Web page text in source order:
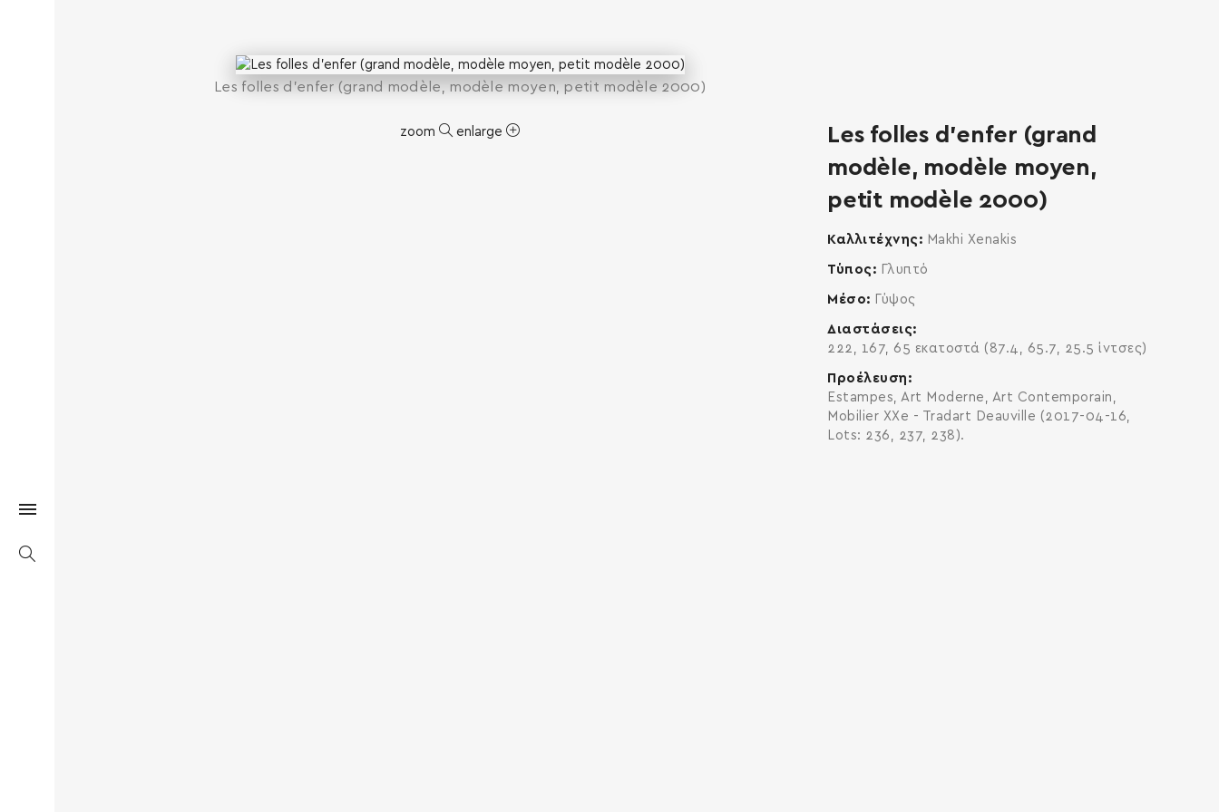
Les folles d’enfer (grand modèle, modèle moyen, petit modèle 2000)
zoom enlarge
Les folles d’enfer (grand
modèle, modèle moyen,
petit modèle 2000)
Καλλιτέχνης Makhi Xenakis
Τύπος Γλυπτό
Μέσο Γύψος
Διαστάσεις
222, 167, 65 εκατοστά (87.4, 65.7, 25.5 ίντσες)
Προέλευση
Estampes, Art Moderne, Art Contemporain,
Mobilier XXe - Tradart Deauville (2017-04-16,
Lots: 236, 237, 238).